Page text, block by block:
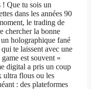
! Que tu sois un
dans les années 90
le trading de
chercher la bonne
holographique fané
te laissent avec une
est souvent «
digital a pris un coup
ultra flous ou les
: des plateformes